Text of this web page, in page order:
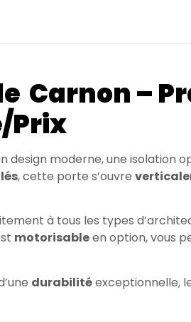
Carnon –
Prix
design moderne, une isolation
, cette porte s’ouvre
à tous les types
motorisableen option, vous
durabilitéexceptionnelle,